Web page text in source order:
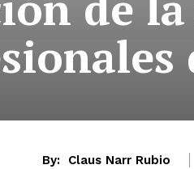
By: Claus Narr Rubio